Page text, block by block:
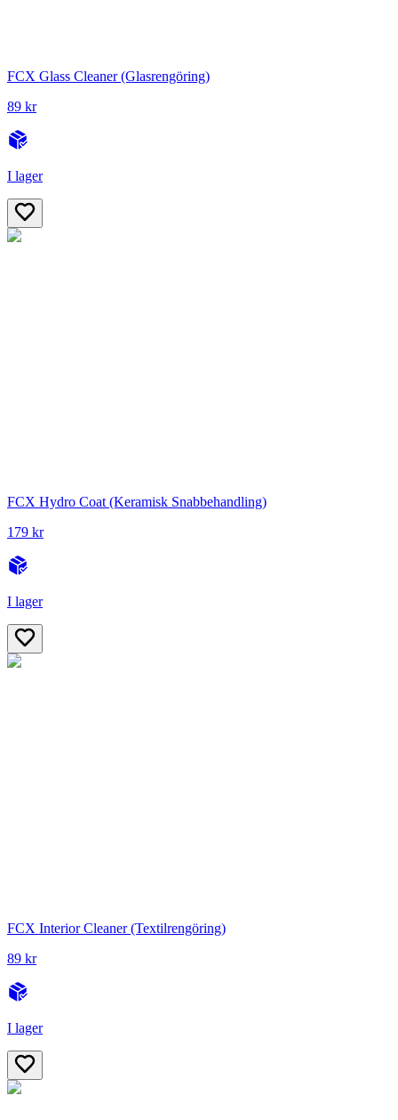
FCX Glass Cleaner (Glasrengöring)
89 kr
I lager
FCX Hydro Coat (Keramisk Snabbehandling)
179 kr
I lager
FCX Interior Cleaner (Textilrengöring)
89 kr
I lager